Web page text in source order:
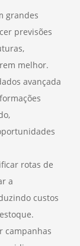
grandes
previsões
melhor.
avançada
rotas de
a
custos
campanhas